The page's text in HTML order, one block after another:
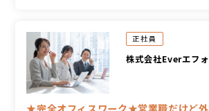
正社員
株式会社Everエフ
★完全オフィスワーク★営業職だけど外